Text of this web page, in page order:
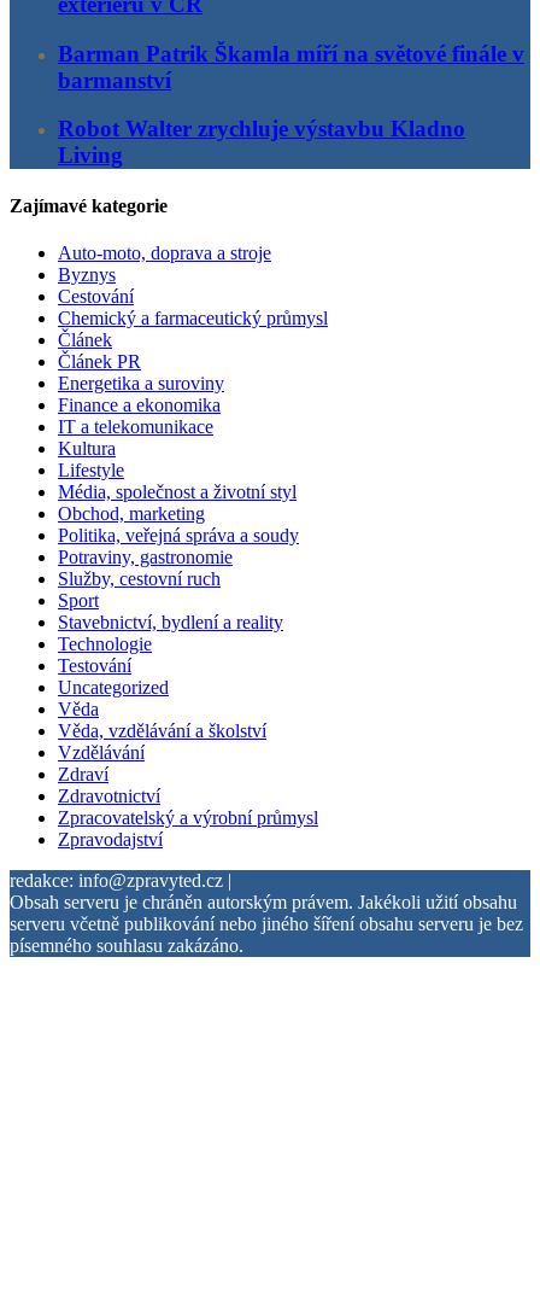
Barman Patrik Škamla míří na světové finále v
barmanství
Robot Walter zrychluje výstavbu Kladno
Living
Zajímavé kategorie
Auto-moto, doprava a stroje
Byznys
Cestování
Chemický a farmaceutický průmysl
Článek
Článek PR
Energetika a suroviny
Finance a ekonomika
IT a telekomunikace
Kultura
Lifestyle
Média, společnost a životní styl
Obchod, marketing
Politika, veřejná správa a soudy
Potraviny, gastronomie
Služby, cestovní ruch
Sport
Stavebnictví, bydlení a reality
Technologie
Testování
Uncategorized
Věda
Věda, vzdělávání a školství
Vzdělávání
Zdraví
Zdravotnictví
Zpracovatelský a výrobní průmysl
Zpravodajství
redakce: info@zpravyted.cz |
Obsah serveru je chráněn autorským právem. Jakékoli užití obsahu
serveru včetně publikování nebo jiného šíření obsahu serveru je bez
písemného souhlasu zakázáno.